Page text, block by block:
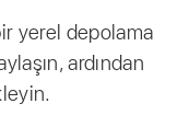
yerel depolama
ardından